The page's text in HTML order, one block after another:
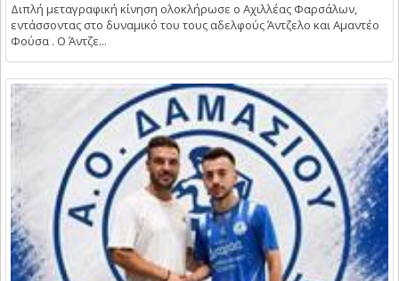
Διπλή μεταγραφική κίνηση ολοκλήρωσε ο Αχιλλέας Φαρσάλων,
εντάσσοντας στο δυναμικό του τους αδελφούς Άντζελο και Αμαντέο
Φούσα . Ο Άντζε...